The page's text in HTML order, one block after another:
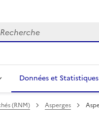
Données et Statistiques
(RNM) Asperges